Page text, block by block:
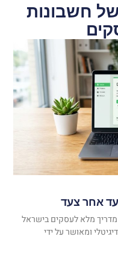
חשבונות
אחר צעד
מלא לעסקים בישראל
ומאושר על ידי